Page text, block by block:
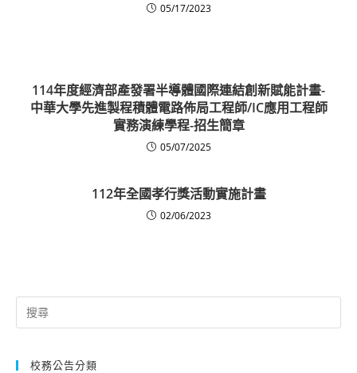
05/17/2023
114年度經濟部產發署半導體國際連結創新賦能計畫-
中華大學先進製程積體電路佈局工程師/IC應用工程師
實務演練學程-招生簡章
05/07/2025
112年全國孝行獎活動實施計畫
02/06/2023
Search
for:
校務公告分類